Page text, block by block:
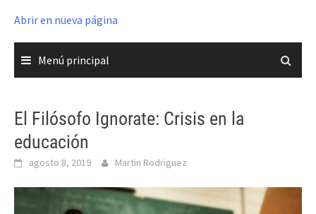
Abrir en nueva página
Menú principal
El Filósofo Ignorate: Crisis en la
educación
agosto 8, 2019 Martin Rodriguez